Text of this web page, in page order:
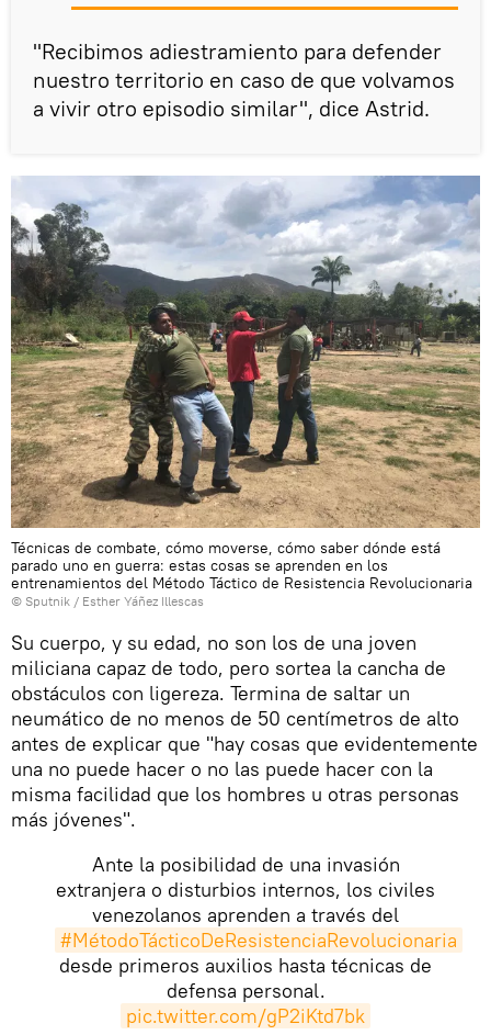
"Recibimos adiestramiento para defender
nuestro territorio en caso de que volvamos
a vivir otro episodio similar", dice Astrid.
Técnicas de combate, cómo moverse, cómo saber dónde está
parado uno en guerra: estas cosas se aprenden en los
entrenamientos del Método Táctico de Resistencia Revolucionaria
© Sputnik / Esther Yáñez Illescas
Su cuerpo, y su edad, no son los de una joven
miliciana capaz de todo, pero sortea la cancha de
obstáculos con ligereza. Termina de saltar un
neumático de no menos de 50 centímetros de alto
antes de explicar que "hay cosas que evidentemente
una no puede hacer o no las puede hacer con la
misma facilidad que los hombres u otras personas
más jóvenes".
Ante la posibilidad de una invasión
extranjera o disturbios internos, los civiles
venezolanos aprenden a través del
#MétodoTácticoDeResistenciaRevolucionaria
desde primeros auxilios hasta técnicas de
defensa personal.
pic.twitter.com/gP2iKtd7bk